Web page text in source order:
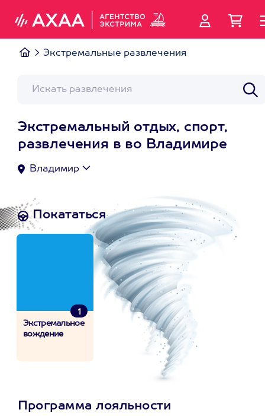
Экстремальные развлечения
Экстремальный отдых, спорт,
развлечения в во Владимире
Владимир
Покататься
1
Экстремальное
вождение
Программа лояльности